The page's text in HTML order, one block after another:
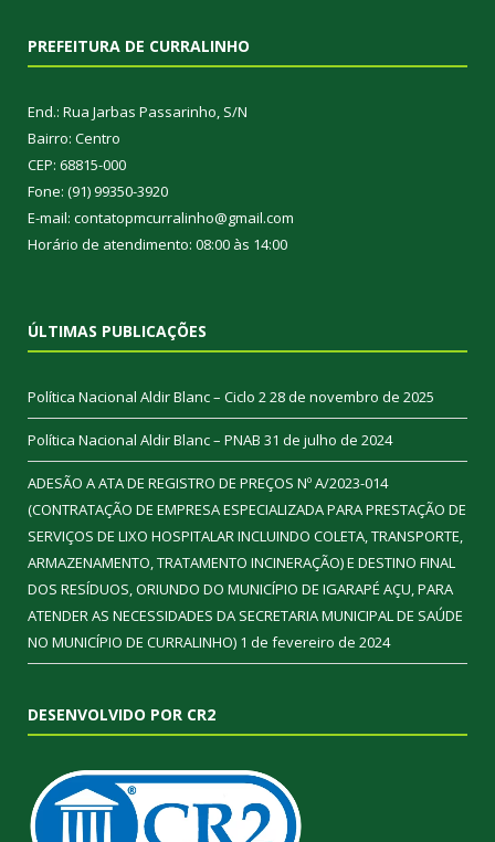
PREFEITURA DE CURRALINHO
End.: Rua Jarbas Passarinho, S/N
Bairro: Centro
CEP: 68815-000
Fone: (91) 99350-3920
E-mail: contatopmcurralinho@gmail.com
Horário de atendimento: 08:00 às 14:00
ÚLTIMAS PUBLICAÇÕES
Política Nacional Aldir Blanc – Ciclo 228 de novembro de 2025
Política Nacional Aldir Blanc – PNAB 31 de julho de 2024
ADESÃO A ATA DE REGISTRO DE PREÇOS Nº A/2023-014
(CONTRATAÇÃO DE EMPRESA ESPECIALIZADA PARA PRESTAÇÃO DE
SERVIÇOS DE LIXO HOSPITALAR INCLUINDO COLETA, TRANSPORTE,
ARMAZENAMENTO, TRATAMENTO INCINERAÇÃO) E DESTINO FINAL
DOS RESÍDUOS, ORIUNDO DO MUNICÍPIO DE IGARAPÉ AÇU, PARA
ATENDER AS NECESSIDADES DA SECRETARIA MUNICIPAL DE SAÚDE
NO MUNICÍPIO DE CURRALINHO) 1 de fevereiro de 2024
DESENVOLVIDO POR CR2